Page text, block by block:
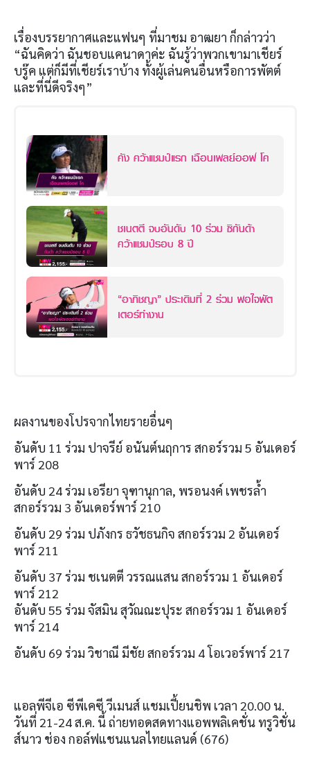
เรื่องบรรยากาศและแฟนๆ ที่มาชม อาฒยา ก็กล่าวว่า
“ฉันคิดว่า ฉันชอบแคนาดาค่ะ ฉันรู้ว่าพวกเขามาเชียร์
บรู๊ค แต่ก็มีที่เชียร์เราบ้าง ทั้งผู้เล่นคนอื่นหรือการพัตต์
และที่นี่ดีจริงๆ”
คัง คว้าแชมป์แรก เฉือนเพลย์ออฟ โค
ชเนตตี จบอันดับ 10 ร่วม ซิกันด้า
คว้าแชมป์รอบ 8 ปี
“อาภิชญา” ประเดิมที่ 2 ร่วม พอใจพัต
เตอร์ทำงาน
ผลงานของโปรจากไทยรายอื่นๆ
อันดับ 11 ร่วม ปาจรีย์ อนันต์นฤการ สกอร์รวม 5 อันเดอร์
พาร์ 208
อันดับ 24ร่วม เอรียา จุฑานุกาล, พรอนงค์ เพชรล้ำ
สกอร์รวม 3 อันเดอร์พาร์ 210
อันดับ 29 ร่วม ปภังกร ธวัชธนกิจ สกอร์รวม 2 อันเดอร์
พาร์ 211
อันดับ 37 ร่วม ชเนตตี วรรณแสน สกอร์รวม 1 อันเดอร์
พาร์ 212
อันดับ 55 ร่วม จัสมิน สุวัณณะปุระ สกอร์รวม 1 อันเดอร์
พาร์ 214
อันดับ 69 ร่วม วิชาณี มีชัย สกอร์รวม 4โอเวอร์พาร์ 217
แอลพีจีเอ ซีพีเคซี วีเมนส์ แชมเปี้ยนชิพ เวลา 20.00 น.
วันที่ 21-24ส.ค. นี้ ถ่ายทอดสดทางแอพพลิเคชั่น ทรูวิชั่น
ส์นาว ช่อง กอล์ฟแชนแนลไทยแลนด์ (676)